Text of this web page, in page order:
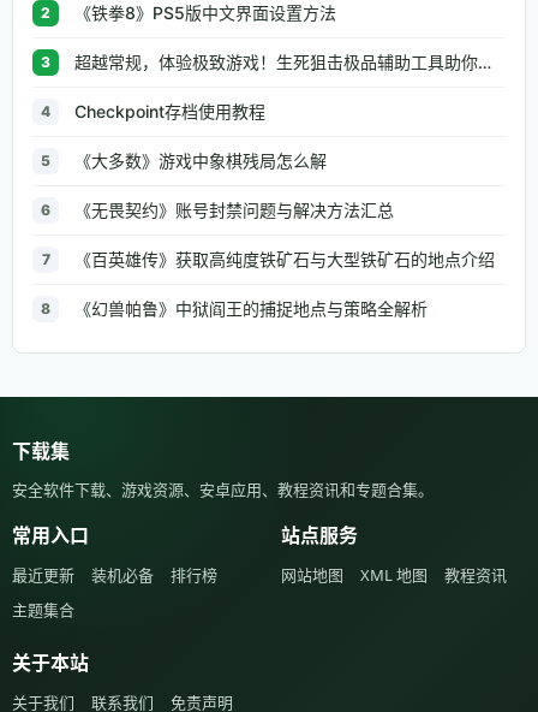
2 《铁拳8》PS5版中文界面设置方法
3 超越常规，体验极致游戏！生死狙击极品辅助工具助你无往不利
4 Checkpoint存档使用教程
5 《大多数》游戏中象棋残局怎么解
6 《无畏契约》账号封禁问题与解决方法汇总
7 《百英雄传》获取高纯度铁矿石与大型铁矿石的地点介绍
8 《幻兽帕鲁》中狱阎王的捕捉地点与策略全解析
下载集
安全软件下载、游戏资源、安卓应用、教程资讯和专题合集。
常用入口
最近更新 装机必备
排行榜
主题集合
站点服务
网站地图 XML 地图 教程资讯
关于本站
关于我们 联系我们 免责声明